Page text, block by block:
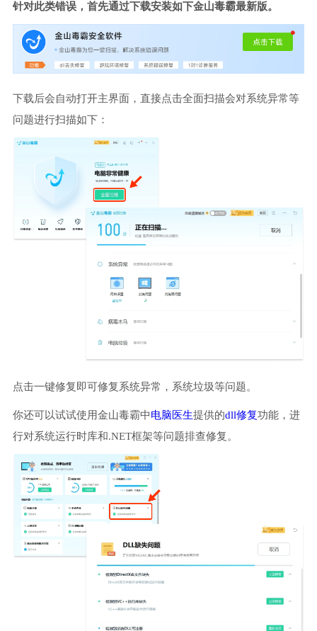
针对此类错误，首先通过下载安装如下金山毒霸最新版。
下载后会自动打开主界面，直接点击全面扫描会对系统异常等
问题进行扫描如下：
点击一键修复即可修复系统异常，系统垃圾等问题。
你还可以试试使用金山毒霸中电脑医生提供的dll修复功能，进
行对系统运行时库和.NET框架等问题排查修复。